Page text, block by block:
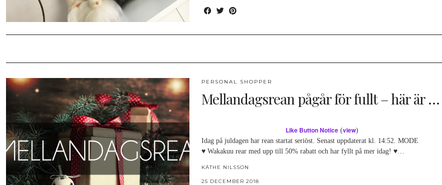
PERSONAL SHOPPER
Mellandagsrean pågår för fullt – här är …
Like Button Notice (view)
Idag på juldagen har rean startat seriöst. Senast uppdaterat kl. 14:52. MODE
♥ Wakakuu rear med upp till 50% rabatt och har fyllt på mer idag! ♥…
KÄTHE NILSSON
25 DECEMBER 2018